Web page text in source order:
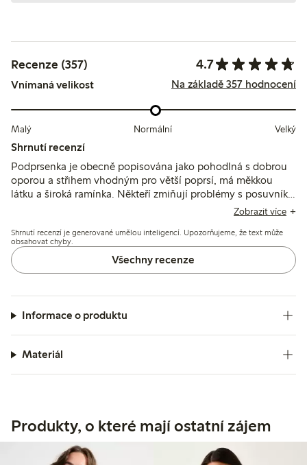
Recenze (357) 4.7
Vnímaná velikost Na základě 357 hodnocení
Malý Normální Velký
Shrnutí recenzí
Podprsenka je obecně popisována jako pohodlná s dobrou
oporou a střihem vhodným pro větší poprsí, má měkkou
látku a široká ramínka. Někteří zmiňují problémy s posuvníky
na ramínkách, které způsobují odření, a občasnéZobrazit více
Shrnutí recenzí je generované umělou inteligencí. Upozorňujeme, že text může
obsahovat chyby.
Všechny recenze
Informace o produktu
Materiál
Produkty, o které mají ostatní zájem